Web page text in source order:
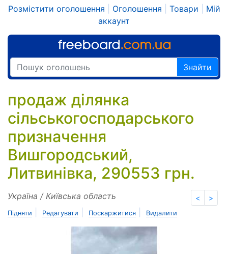
Розмістити оголошення Оголошення Товари
Мій
аккаунт
Знайти
продаж ділянка
сільськогосподарського
призначення
Вишгородський,
Литвинівка, 290553 грн.
< >
Україна / Київська область
Підняти Редагувати Поскаржитися Видалити